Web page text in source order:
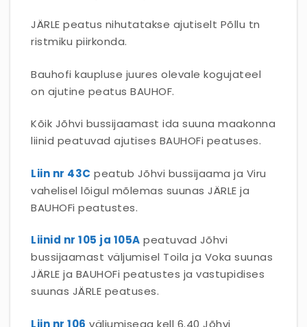
JÄRLE peatus nihutatakse ajutiselt Põllu tn
ristmiku piirkonda.
Bauhofi kaupluse juures olevale kogujateel
on ajutine peatus BAUHOF.
Kõik Jõhvi bussijaamast ida suuna maakonna
liinid peatuvad ajutises BAUHOFi peatuses.
Liin nr 43C peatub Jõhvi bussijaama ja Viru
vahelisel lõigul mõlemas suunas JÄRLE ja
BAUHOFi peatustes.
Liinid nr 105 ja 105A peatuvad Jõhvi
bussijaamast väljumisel Toila ja Voka suunas
JÄRLE ja BAUHOFi peatustes ja vastupidises
suunas JÄRLE peatuses.
Liin nr 106 väljumisega kell 6.40 Jõhvi